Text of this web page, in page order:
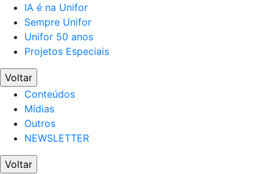
IA é na Unifor
Sempre Unifor
Unifor 50 anos
Projetos Especiais
Voltar
Conteúdos
Mídias
Outros
NEWSLETTER
Voltar